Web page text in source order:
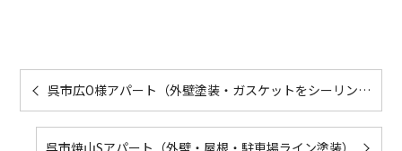
呉市広O様アパート（外壁塗装・ガスケットをシーリングに打ち替え・雨樋２色塗り分け）
呉市焼山Sアパート（外壁・屋根・駐車場ライン塗装）